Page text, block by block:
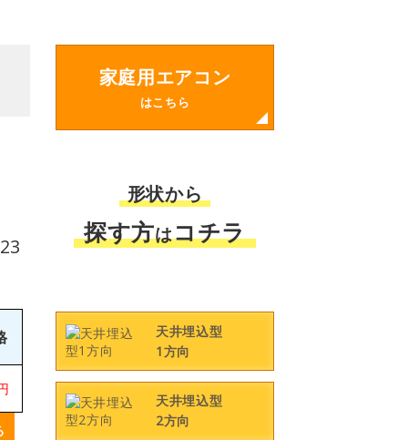
家庭用エアコン
はこちら
形状から
探す方はコチラ
天井埋込型
1方向
天井埋込型
2方向